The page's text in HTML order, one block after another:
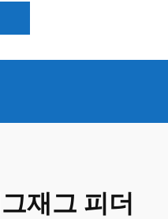
재그 피더